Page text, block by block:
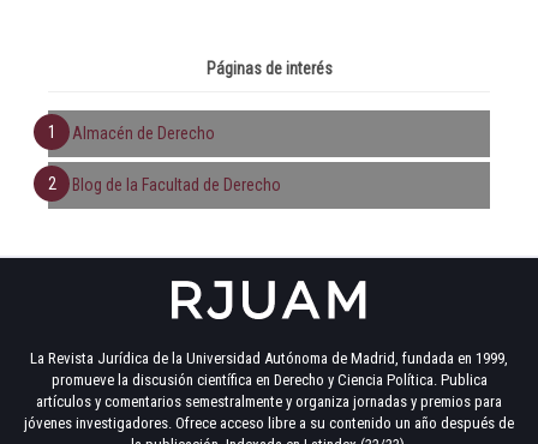
Páginas de interés
Almacén de Derecho
Blog de la Facultad de Derecho
La Revista Jurídica de la Universidad Autónoma de Madrid, fundada en 1999,
promueve la discusión científica en Derecho y Ciencia Política. Publica
artículos y comentarios semestralmente y organiza jornadas y premios para
jóvenes investigadores. Ofrece acceso libre a su contenido un año después de